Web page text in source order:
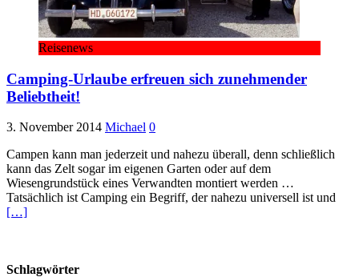
Reisenews
Camping-Urlaube erfreuen sich zunehmender
Beliebtheit!
3. November 2014 Michael 0
Campen kann man jederzeit und nahezu überall, denn schließlich
kann das Zelt sogar im eigenen Garten oder auf dem
Wiesengrundstück eines Verwandten montiert werden …
Tatsächlich ist Camping ein Begriff, der nahezu universell ist und
[…]
Schlagwörter